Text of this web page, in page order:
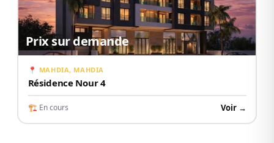
Prix sur demande
📍 MAHDIA, MAHDIA
Résidence Nour 4
🏗 En cours Voir →